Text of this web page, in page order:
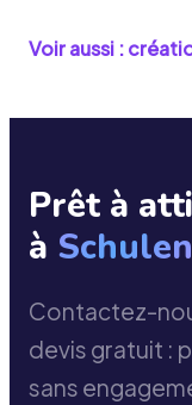
Voir aussi :
Prêt à
à Schulen
Contactez-
devis gratuit :
sans